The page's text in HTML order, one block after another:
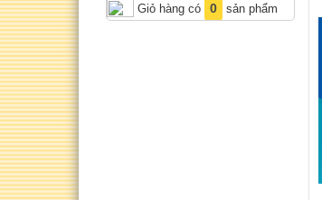
Giỏ hàng có 0 sản phẩm